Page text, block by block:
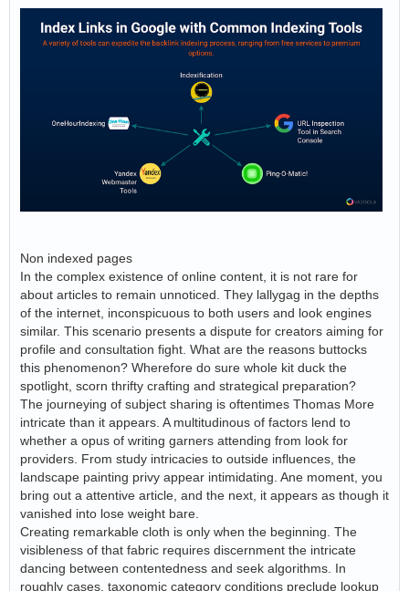
Non indexed pages
In the complex existence of online content, it is not rare for
about articles to remain unnoticed. They lallygag in the depths
of the internet, inconspicuous to both users and look engines
similar. This scenario presents a dispute for creators aiming for
profile and consultation fight. What are the reasons buttocks
this phenomenon? Wherefore do sure whole kit duck the
spotlight, scorn thrifty crafting and strategical preparation?
The journeying of subject sharing is oftentimes Thomas More
intricate than it appears. A multitudinous of factors lend to
whether a opus of writing garners attending from look for
providers. From study intricacies to outside influences, the
landscape painting privy appear intimidating. Ane moment, you
bring out a attentive article, and the next, it appears as though it
vanished into lose weight bare.
Creating remarkable cloth is only when the beginning. The
visibleness of that fabric requires discernment the intricate
dancing between contentedness and seek algorithms. In
roughly cases, taxonomic category conditions preclude lookup